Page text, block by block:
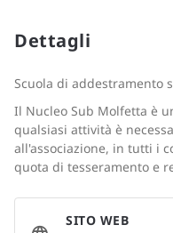
Dettagli
Scuola di addestramento
Il Nucleo Sub Molfetta è
qualsiasi attività è
all'associazione, in tutti i
quota di tesseramento e
SITO WEB